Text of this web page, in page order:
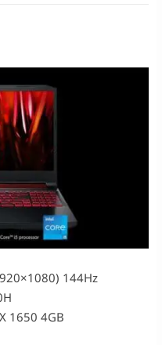
144Hz
1650 4GB